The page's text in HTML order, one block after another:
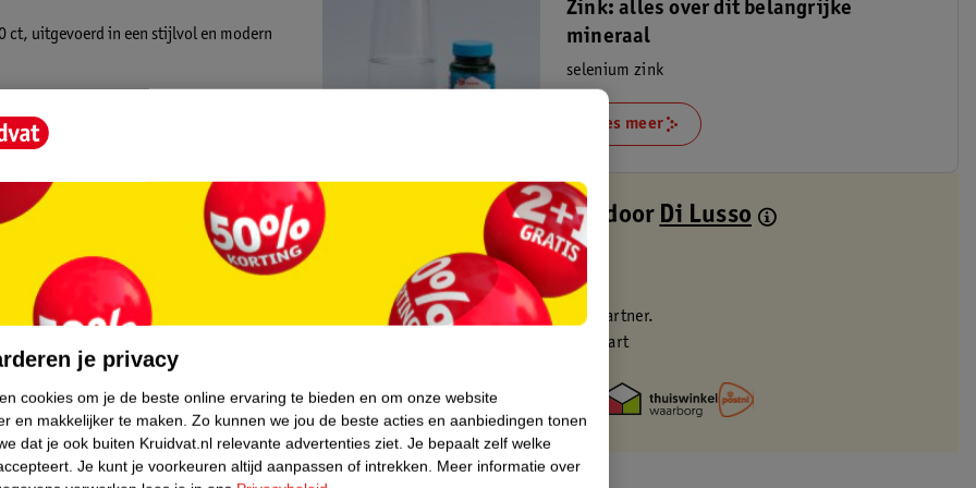
ct, uitgevoerd in een stijlvol en modern
Zink: alles over dit belangrijke
mineraal
selenium zink
Lees meer
Verkocht en verstuurd door Di Lusso
Binnen 1 werkdag verstuurd
Gratis thuisbezorgd
Gratis retourneren via verkooppartner.
Gratis punten met je Kruidvat kaart
je privacy
cookies om je de beste online ervaring te bieden en om onze website
en makkelijker te maken. Zo kunnen we jou de beste acties en aanbiedingen tonen
dat je ook buiten Kruidvat.nl relevante advertenties ziet. Je bepaalt zelf welke
Je kunt je voorkeuren altijd aanpassen of intrekken. Meer informatie over